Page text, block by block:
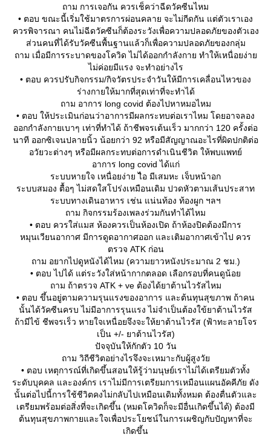
ถาม การเจอกัน ควรเช็คว่าฉีดวัคซีนไหม
• ตอบ ขณะนี้เริ่มใช้มาตรการผ่อนคลาย จะไม่กีดกัน แต่ตัวเราเอง
ควรพิจารณา คนไม่ฉีดวัคซีนก็ต้องระวังเพื่อความปลอดภัยของตัวเอง
ส่วนคนที่ได้รับวัคซีนพื้นฐานแล้วก็เพื่อความปลอดภัยของกลุ่ม
ถาม เมื่อมีการระบาดของโควิด ไม่ได้ออกกำลังกาย ทำให้เหนื่อยง่า
ไม่ค่อยมีแรง จะทำอย่างไร
• ตอบ ควรปรับกิจกรรม/กิจวัตรประจำวันให้มีการเคลื่อนไหวของ
ร่างกายให้มากที่สุดเท่าที่จะทำได้
ถาม อาการ long covid ต้องไปหาหมอไหม
• ตอบ ให้ประเมินก่อนว่าอาการมีผลกระทบต่อเราไหม โดยอาจลอง
ออกกำลังกายเบาๆ เท่าที่ทำได้ ถ้าชีพจรเต้นเร็ว มากกว่า 120 ครั้งต่อ
นาที ออกซิเจนปลายนิ้ว น้อยกว่า 92 หรือมีสัญญาณอะไรที่ผิดปกติต่อ
อวัยวะต่างๆ หรือมีผลกระทบต่อการดำเนินชีวิต ให้พบแพทย์
อาการ long covid ได้แก่
ระบบหายใจ เหนื่อยง่าย ไิอ มีเสมหะ เจ็บหน้าอก
ระบบสมอง ตื้อๆ ไม่สดใสโปร่งเหมือนเดิม ปวดหัวตามเส้นประสาท
ระบบทางเดินอาหาร เช่น แน่นท้อง ท้องผูก ฯลฯ
ถาม กิจกรรมร้องเพลงร่วมกันทำได้ไหม
• ตอบ ควรใส่แมส ห้องควรเป็นห้องเปิด ถ้าห้องปิดต้องมีการ
หมุนเวียนอากาศ มีการดูดอากาศออก และเติมอากาศเข้าไป ควร
ตรวจ ATK ก่อน
ถาม อยากไปดูหนังได้ไหม (ความยาวหนังประมาณ 2 ชม.)
• ตอบ ไปได้ แต่ระวังใส่หน้ากากตลอด เลือกรอบที่คนดูน้อ
ถาม ถ้าตรวจ ATK + ve ต้องได้ยาต้านไวรัสไหม
• ตอบ ขึ้นอยู่ตามความรุนแรงของอาการ และต้นทุนสุขภาพ ถ้าคน
นั้นได้วัคซีนครบ ไม่มีอาการรุนแรง ไม่จำเป็นต้องใข้ยาต้านไวรัส
ถ้ามีไข้ ชีพจรเร็ว หายใจเหนื่อยจึงจะให้ยาต้านไวรัส (ฟ้าทะลายโจร
เป็น +/- ยาต้านไวรัส)
ปัจจุบันให้กักตัว 10 วัน
ถาม วิถีชีวิตอย่างไรจึงจะเหมาะกับผู้สูงวั
• ตอบ เหตุการณ์ที่เกิดขึ้นสอนให้รู้ว่ามนุษย์เราไม่ได้เตรียมตัวทั้ง
ระดับบุคคล และองค์กร เราไม่มีการเตรียมการเหมือนแผนอัคคีภัย ดัง
นั้นต่อไปนี้การใช้ชีวิตคงไม่กลับไปเหมือนเดิมทั้งหมด ต้องตื่นตัวและ
เตรียมพร้อมต่อสิ่งที่จะเกิดขึ้น (หมดโควิดก็จะมีอื่นเกิดขึ้นได้) ต้องมี
ต้นทุนสุขภาพกายและใจเพื่อประโยชน์ในการเผชิญกับปัญหาที่จะ
เกิดขึ้น